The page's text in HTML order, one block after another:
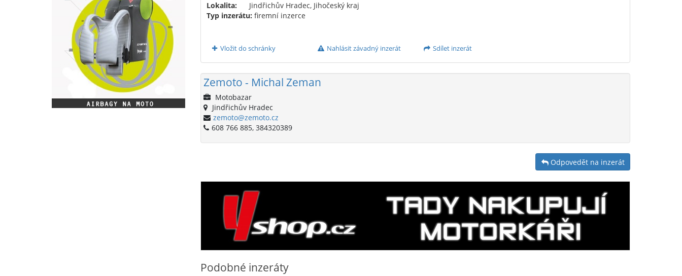
Lokalita:
Jindřichův Hradec, Jihočeský kraj
Typ inzerátu: firemní inzerce
Vložit do schránky Nahlásit závadný inzerát Sdílet inzerát
Zemoto - Michal Zeman
Motobazar
Jindřichův Hradec
zemoto@zemoto.cz
608 766 885, 384320389
Odpovedět na inzerát
Podobné inzeráty